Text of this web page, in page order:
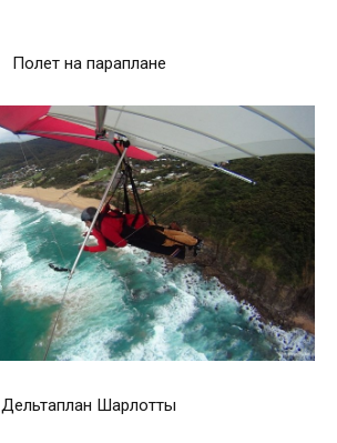
Полет на параплане
Дельтаплан Шарлотты